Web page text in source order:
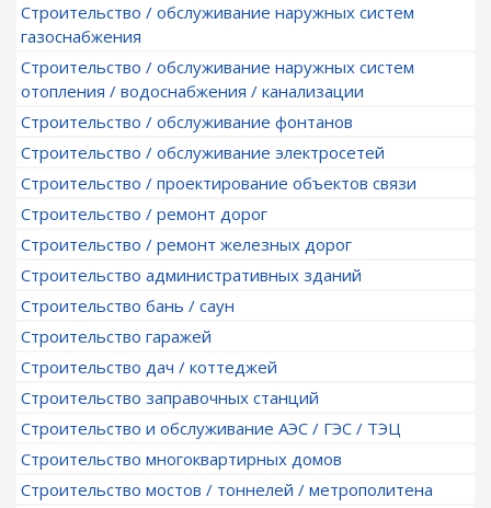
Строительство / обслуживание наружных систем
газоснабжения
Строительство / обслуживание наружных систем
отопления / водоснабжения / канализации
Строительство / обслуживание фонтанов
Строительство / обслуживание электросетей
Строительство / проектирование объектов связи
Строительство / ремонт дорог
Строительство / ремонт железных дорог
Строительство административных зданий
Строительство бань / саун
Строительство гаражей
Строительство дач / коттеджей
Строительство заправочных станций
Строительство и обслуживание АЭС / ГЭС / ТЭЦ
Строительство многоквартирных домов
Строительство мостов / тоннелей / метрополитена